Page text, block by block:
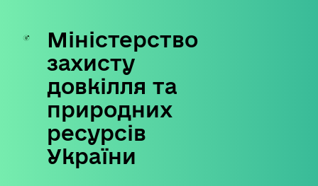
Skip
content
Міністерство
захисту
довкілля та
природних
ресурсів
України